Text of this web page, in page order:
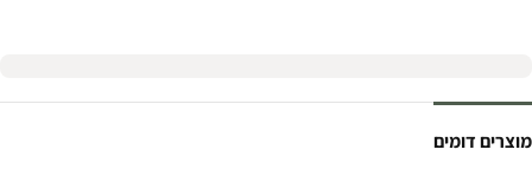
מוצרים דומים